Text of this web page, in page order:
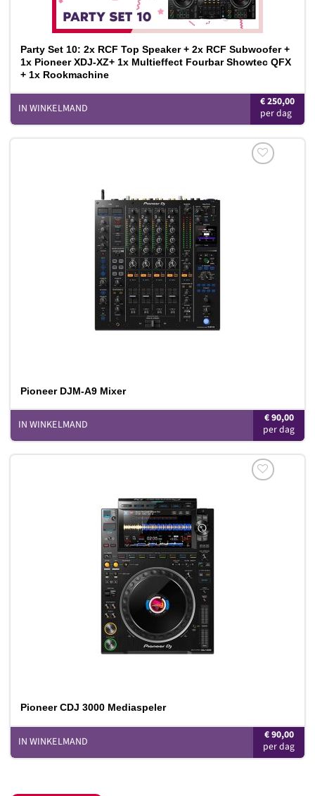
Party Set 10: 2x RCF Top Speaker + 2x RCF Subwoofer +
1x Pioneer XDJ-XZ+ 1x Multieffect Fourbar Showtec QFX
+ 1x Rookmachine
€250,00
IN WINKELMAND
Pioneer DJM-A9 Mixer
€90,00
IN WINKELMAND
Pioneer CDJ 3000 Mediaspeler
€90,00
IN WINKELMAND